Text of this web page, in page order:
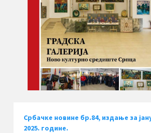
Србачке новине бр.84, издање за
2025. године.